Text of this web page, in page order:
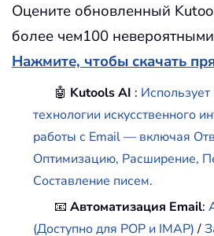
Оцените обновленный
более чем100
Нажмите, чтобы скачать
🤖 Kutools AI :
технологии искусственного
работы с Email — включая
Оптимизацию, Расширение,
Составление писем.
📧Автоматизация Email:
(Доступно для POP и IMAP)/